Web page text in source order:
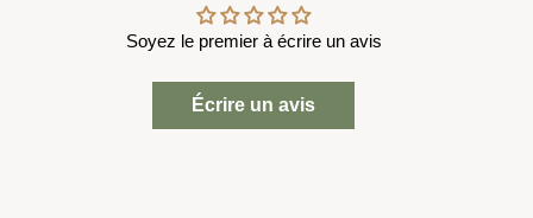
Soyez le premier à écrire un avis
Écrire un avis